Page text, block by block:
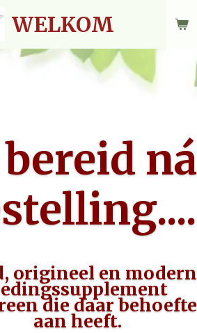
WELKOM
ná
origineel en modern
die daar behoefte
aan heeft.